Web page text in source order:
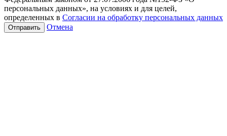
персональных данных», на условиях и для целей,
определенных в Согласии на обработку персональных данных
Отмена